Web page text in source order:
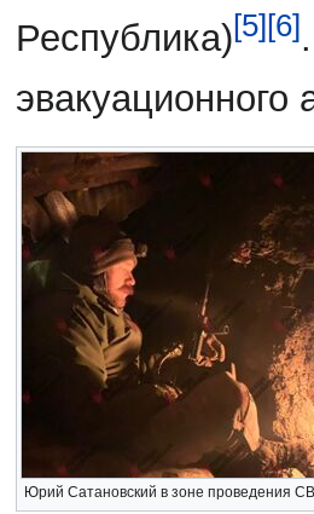
Республика)[5][6]
эвакуационного
Юрий Сатановский в зоне проведения